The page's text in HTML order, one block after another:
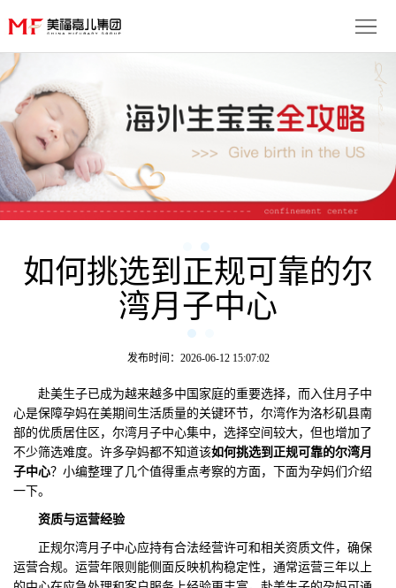
子
优
势
服
务
流
月
子
成
如何挑选到正规可靠的尔
湾月子中心
发布时间：2026-06-12 15:07:02
赴美生子已成为越来越多中国家庭的重要选择，而入住月子中
心是保障孕妈在美期间生活质量的关键环节，尔湾作为洛杉矶县南
部的优质居住区，尔湾月子中心集中，选择空间较大，但也增加了
不少筛选难度。许多孕妈都不知道该如何挑选到正规可靠的尔湾月
子中心？小编整理了几个值得重点考察的方面，下面为孕妈们介绍
一下。
资质与运营经验
正规尔湾月子中心应持有合法经营许可和相关资质文件，确保
运营合规。运营年限则能侧面反映机构稳定性，通常运营三年以上